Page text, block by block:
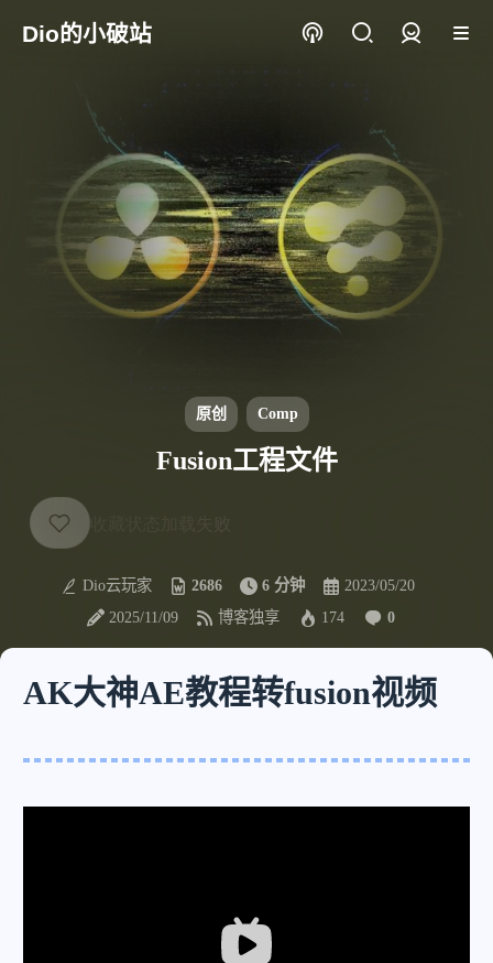
Dio的小破站
原创 Comp
Fusion工程文件
Dio云玩家 2686 6 分钟
2023/05/20
2025/11/09
博客独享 174 0
AK大神AE教程转fusion视频